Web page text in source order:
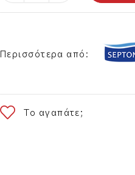
Περισσότερα από:
Το αγαπάτε;